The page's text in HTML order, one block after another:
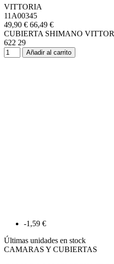
VITTORIA
11A00345
49,90 € 66,49 €
CUBIERTA SHIMANO
622 29
Añadir al carrito
-1,59 €
Últimas unidades en stock
CAMARAS Y CUBIERTAS